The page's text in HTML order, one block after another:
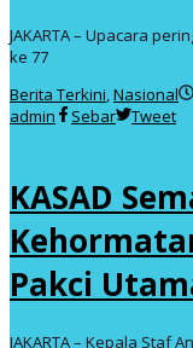
JAKARTA – Upacara
ke 77
Berita Terkini,Nasional
admin
Sebar Tweet
KASAD
Pakci
JAKARTA – Kepala Staf